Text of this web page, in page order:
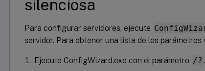
silenciosa
Para configurar servidores, ejecute
servidor. Para obtener una lista de los parámetros
Ejecute ConfigWizard.exe con el parámetro /? .